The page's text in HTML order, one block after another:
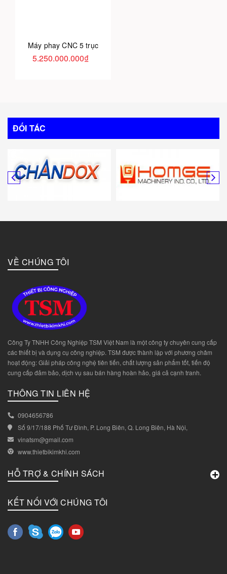
Máy phay CNC 5 trục
5.250.000.000₫
ĐỐI TÁC
VỀ CHÚNG TÔI
Công Ty TNHH Công Nghiệp TSM Việt Nam là một công ty chuyên cung cấp
các thiết bị và dụng cụ công nghiệp. TSM được thành lập với phương châm
hoạt động: Giải pháp công nghệ tiên tiến, chất lượng sản phẩm tốt, tiến độ
cung cấp đảm bảo, dịch vụ sau bán hàng hoàn hảo, giá cả cạnh tranh.
THÔNG TIN LIÊN HỆ
0904656786
Số 9/17/188 Phố Tư Đình, P. Long Biên, Q. Long Biên, Hà Nội,
vinatsm@gmail.com
www.thietbikimkhi.com
HỖ TRỢ & CHÍNH SÁCH
KẾT NỐI VỚI CHÚNG TÔI